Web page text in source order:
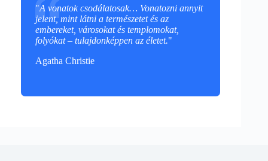
"A vonatok csodálatosak… Vonatozni annyit
jelent, mint látni a természetet és az
embereket, városokat és templomokat,
folyókat – tulajdonképpen az életet."
Agatha Christie